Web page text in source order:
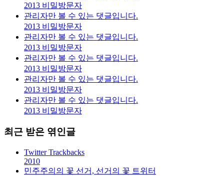
2013 비밀방문자
관리자만 볼 수 있는 댓글입니다.
2013 비밀방문자
관리자만 볼 수 있는 댓글입니다.
2013 비밀방문자
관리자만 볼 수 있는 댓글입니다.
2013 비밀방문자
관리자만 볼 수 있는 댓글입니다.
2013 비밀방문자
관리자만 볼 수 있는 댓글입니다.
2013 비밀방문자
최근 받은 엮인글
Twitter Trackbacks
2010
민주주의의 꽃 선거, 선거의 꽃 트위터